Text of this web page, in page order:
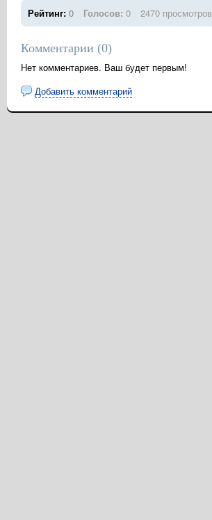
Рейтинг: 0 Голосов: 0 2470 просмотров
Комментарии (0)
Нет комментариев. Ваш будет первым!
Добавить комментарий